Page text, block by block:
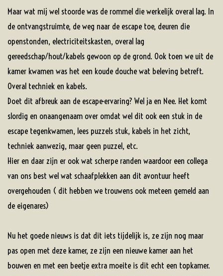
Maar wat mij wel stoorde was de rommel die werkelijk overal lag. In
de ontvangstruimte, de weg naar de escape toe, deuren die
openstonden, electriciteitskasten, overal lag
gereedschap/hout/kabels gewoon op de grond. Ook toen we uit de
kamer kwamen was het een koude douche wat beleving betreft.
Overal techniek en kabels.
Doet dit afbreuk aan de escape-ervaring? Wel ja en Nee. Het komt
slordig en onaangenaam over omdat wel dit ook een stuk in de
escape tegenkwamen, lees puzzels stuk, kabels in het zicht,
techniek aanwezig, maar geen puzzel, etc.
Hier en daar zijn er ook wat scherpe randen waardoor een collega
van ons best wel wat schaafplekken aan dit avontuur heeft
overgehouden ( dit hebben we trouwens ook meteen gemeld aan
de eigenares)
Nu het goede nieuws is dat dit iets tijdelijk is, ze zijn nog maar
pas open met deze kamer, ze zijn een nieuwe kamer aan het
bouwen en met een beetje extra moeite is dit echt een topkamer.